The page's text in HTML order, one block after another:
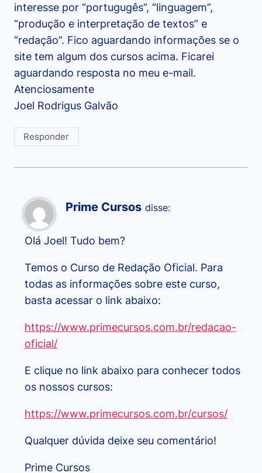
interesse por “portugugês”, “linguagem”,
“produção e interpretação de textos” e
“redação”. Fico aguardando informações se o
site tem algum dos cursos acima. Ficarei
aguardando resposta no meu e-mail.
Atenciosamente
Joel Rodrigus Galvão
Responder
Prime Cursos disse:
Olá Joel! Tudo bem?
Temos o Curso de Redação Oficial. Para
todas as informações sobre este curso,
basta acessar o link abaixo:
https://www.primecursos.com.br/redacao-
oficial/
E clique no link abaixo para conhecer todos
os nossos cursos:
https://www.primecursos.com.br/cursos/
Qualquer dúvida deixe seu comentário!
Prime Cursos